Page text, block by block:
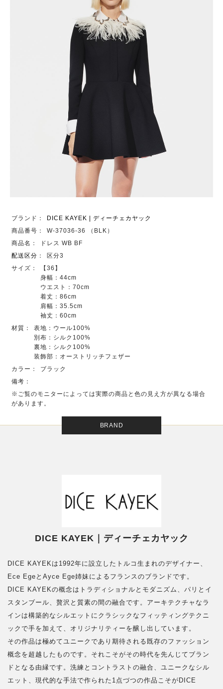
ブランド：
DICE KAYEK | ディーチェカヤック
商品番号：
W-37036-36 （BLK）
商品名：
ドレス WB BF
配送区分 ：
区分3
サイズ：
【36】
身幅：44cm
ウエスト：70cm
着丈：86cm
肩幅：35.5cm
袖丈：60cm
材質：
表地：ウール100%
別布：シルク100%
裏地：シルク100%
装飾部：オーストリッチフェザー
カラー：
ブラック
備考：
※ご覧のモニターによっては実際の商品と色の見え方が異なる場合
があります。
BRAND
DICE KAYEK｜ディーチェカヤック
DICE KAYEKは1992年に設立したトルコ生まれのデザイナー、
Ece EgeとAyce Ege姉妹によるフランスのブランドです。
DICE KAYEKの概念はトラディショナルとモダニズム、パリとイ
スタンブール、贅沢と質素の間の融合です。アーキテクチャなラ
インは構築的なシルエットにクラシックなフィッティングテクニ
ックで手を加えて、オリジナリティーを醸し出しています。
その作品は極めてユニークであり期待される既存のファッション
概念を超越したものです。それこそがその時代を先んじてブラン
ドとなる由縁です。洗練とコントラストの融合、ユニークなシル
エット、現代的な手法で作られた1点づつの作品こそがDICE